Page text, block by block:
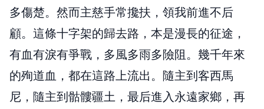
多傷楚。然而主慈手常攙扶，領我前進不后
顧。這條十字架的歸去路，本是漫長的征途，
有血有淚有爭戰，多風多雨多險阻。幾千年來
的殉道血，都在這路上流出。隨主到客西馬
尼，隨主到骷髏疆土，最后進入永遠家鄉，再